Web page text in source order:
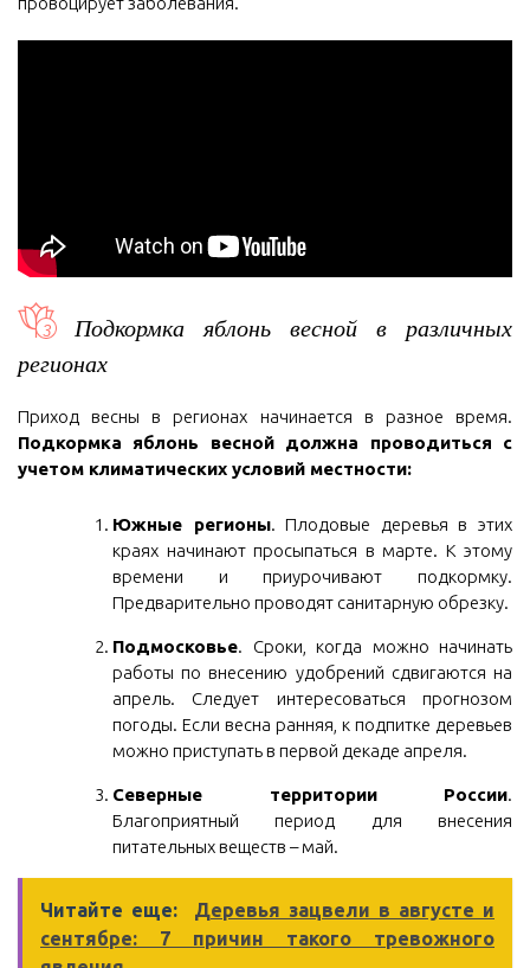
Подкормка яблонь весной в различных
регионах
Приход весны в регионах начинается в разное время.
Подкормка яблонь весной должна проводиться с
учетом климатических условий местности:
Южные регионы. Плодовые деревья в этих
краях начинают просыпаться в марте. К этому
времени и приурочивают подкормку.
Предварительно проводят санитарную обрезку.
Подмосковье. Сроки, когда можно начинать
работы по внесению удобрений сдвигаются на
апрель. Следует интересоваться прогнозом
погоды. Если весна ранняя, к подпитке деревьев
можно приступать в первой декаде апреля.
Северные территории России.
Благоприятный период для внесения
питательных веществ – май.
Читайте еще:
Деревья зацвели в августе и
сентябре: 7 причин такого тревожного